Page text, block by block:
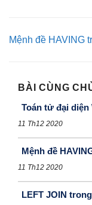
Mệnh đề HAVING
BÀI CÙNG
Toán tử đại diện
11 Th12 2020
Mệnh đề
11 Th12 2020
LEFT JOIN